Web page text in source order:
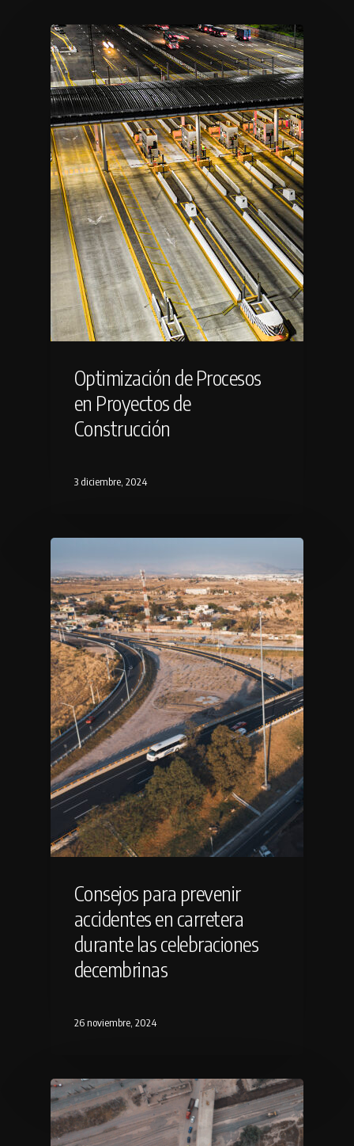
Optimización de Procesos
en Proyectos de
Construcción
3 diciembre, 2024
Consejos para prevenir
accidentes en carretera
durante las celebraciones
decembrinas
26 noviembre, 2024